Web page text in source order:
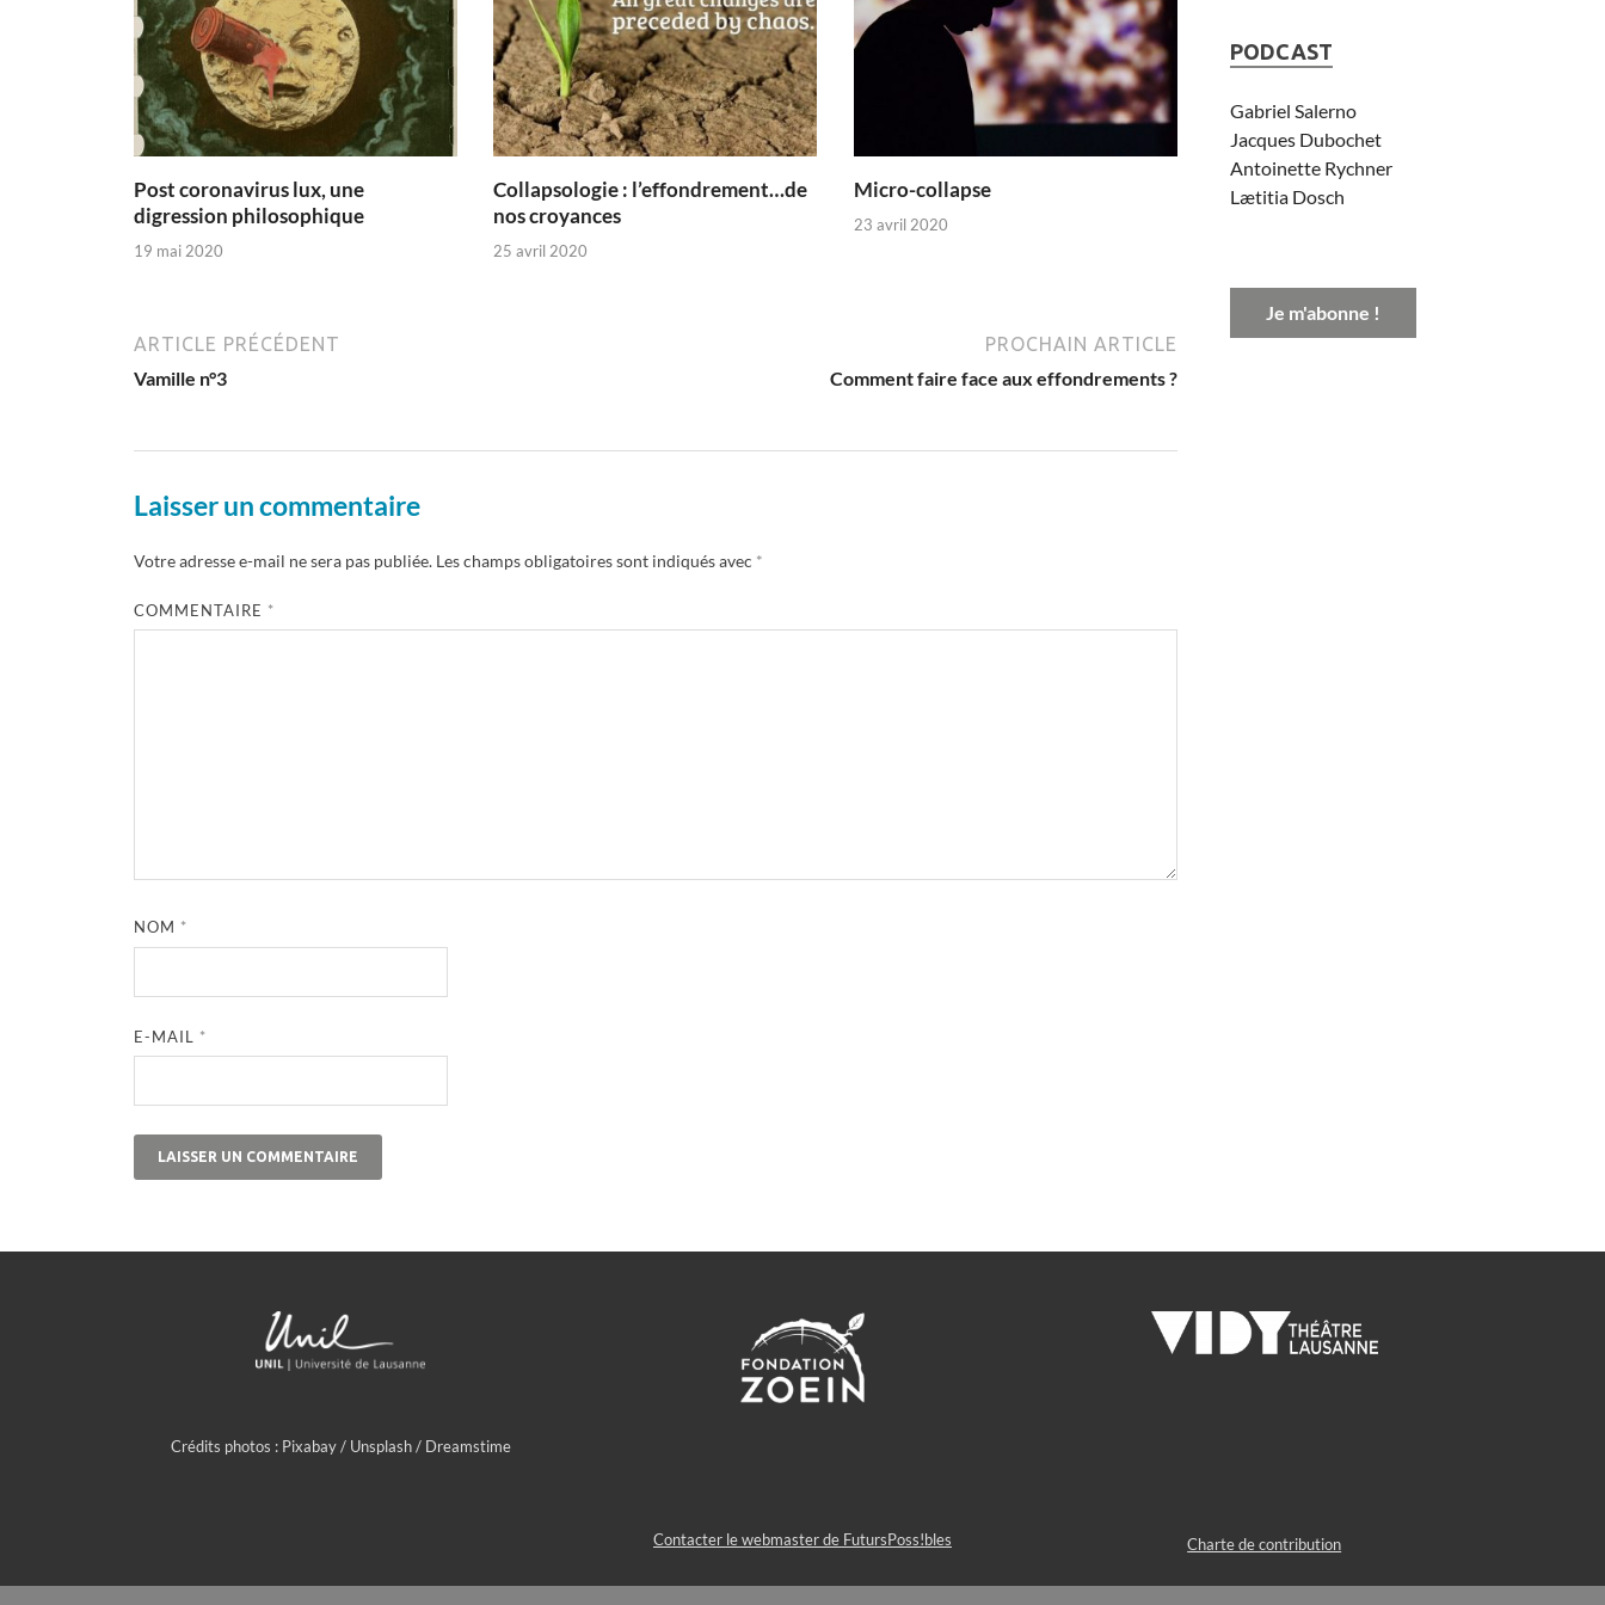
k
n
Post coronavirus lux, une
digression philosophique
19 mai 2020
Collapsologie : l’effondrement…de
nos croyances
25 avril 2020
Micro-collapse
23 avril 2020
ARTICLE PRÉCÉDENT
Vamille n°3
PROCHAIN ARTICLE
Comment faire face aux effondrements ?
Laisser un commentaire
Votre adresse e-mail ne sera pas publiée. Les champs obligatoires sont indiqués avec *
COMMENTAIRE *
NOM *
E-MAIL *
PODCAST
Gabriel Salerno
Jacques Dubochet
Antoinette Rychner
Lætitia Dosch
Je m'abonne !
Crédits photos : Pixabay / Unsplash / Dreamstime
Contacter le webmaster de FutursPoss!bles Charte de contribution